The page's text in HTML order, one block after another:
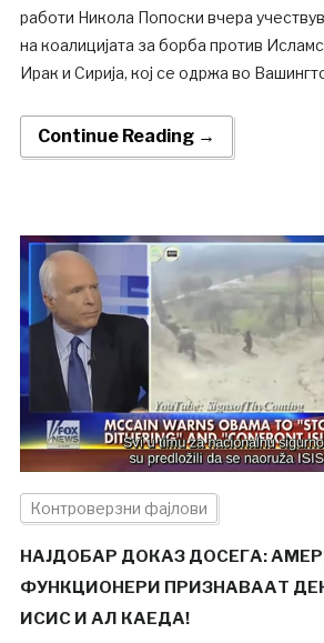
работи Никола Попоски вчера
на коалицијата за борба против
Ирак и Сирија, кој се одржа во
Continue Reading →
Контроверзни фајлови
НАЈДОБАР ДОКАЗ ДОСЕГА:
ФУНКЦИОНЕРИ ПРИЗНАВААТ
ИСИС И АЛ КАЕДА!